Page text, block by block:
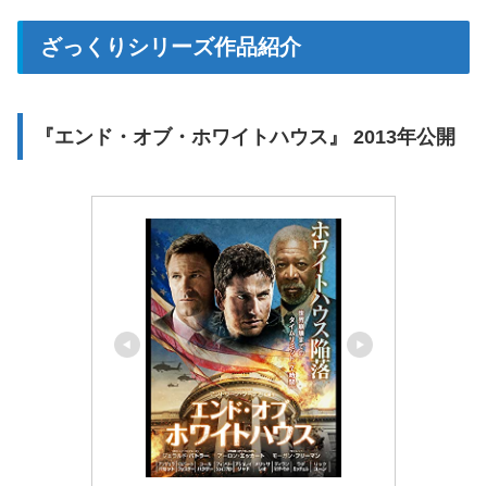
ざっくりシリーズ作品紹介
『エンド・オブ・ホワイトハウス』 2013年公開